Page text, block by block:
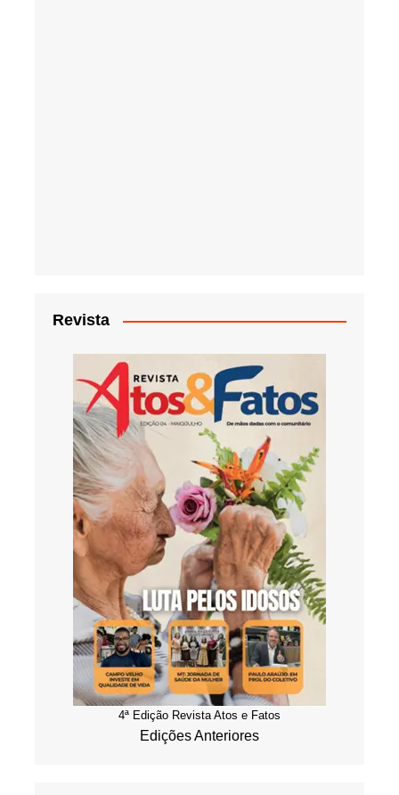
Revista
4ª Edição Revista Atos e Fatos
Edições Anteriores